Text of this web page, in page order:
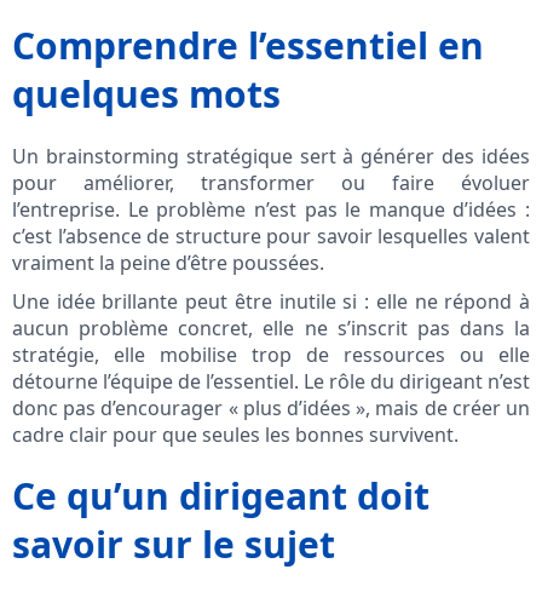
Comprendre l’essentiel en
quelques mots
Un brainstorming stratégique sert à générer des idées
pour améliorer, transformer ou faire évoluer
l’entreprise. Le problème n’est pas le manque d’idées :
c’est l’absence de structure pour savoir lesquelles valent
vraiment la peine d’être poussées.
Une idée brillante peut être inutile si : elle ne répond à
aucun problème concret, elle ne s’inscrit pas dans la
stratégie, elle mobilise trop de ressources ou elle
détourne l’équipe de l’essentiel. Le rôle du dirigeant n’est
donc pas d’encourager « plus d’idées », mais de créer un
cadre clair pour que seules les bonnes survivent.
Ce qu’un dirigeant doit
savoir sur le sujet